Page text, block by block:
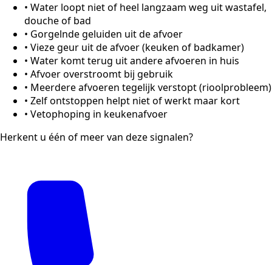
• Water loopt niet of heel langzaam weg uit wastafel,
douche of bad
• Gorgelnde geluiden uit de afvoer
• Vieze geur uit de afvoer (keuken of badkamer)
• Water komt terug uit andere afvoeren in huis
• Afvoer overstroomt bij gebruik
• Meerdere afvoeren tegelijk verstopt (rioolprobleem)
• Zelf ontstoppen helpt niet of werkt maar kort
• Vetophoping in keukenafvoer
Herkent u één of meer van deze signalen?